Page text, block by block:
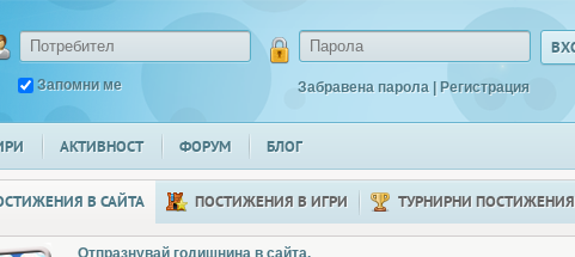
Запомни ме Забравена парола | Регистрация
АКТИВНОСТ ФОРУМ БЛОГ
В САЙТА ПОСТИЖЕНИЯ В ИГРИ ТУРНИРНИ ПОСТИЖЕНИЯ
Отпразнувай годишнина в сайта.